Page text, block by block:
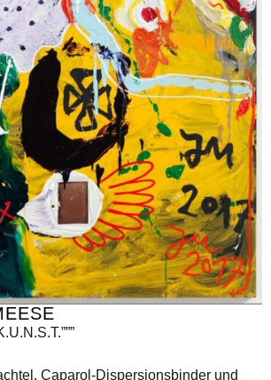
Caparol-Dispersionsbinder und